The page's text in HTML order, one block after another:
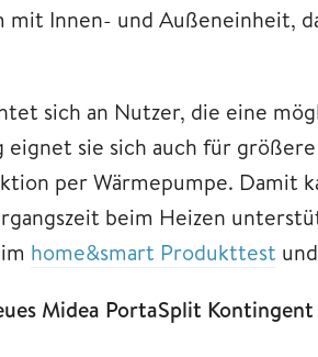
mit Innen- und Außeneinheit,
sich an Nutzer, die eine
sie sich auch für
per Wärmepumpe. Damit
beim Heizen
home&smart Produkttest
Midea PortaSplit